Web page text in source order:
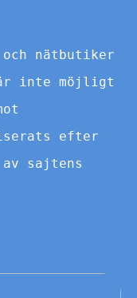
och nätbutiker
inte möjligt
efter
av sajtens